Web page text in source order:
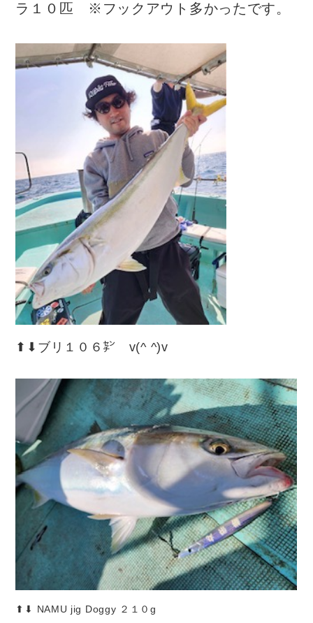
ラ１０匹 ※フックアウト多かったです。
⬆︎⬇︎ブリ１０６㌢ v(^ ^)v
⬆︎⬇︎ NAMU jig Doggy ２１０g